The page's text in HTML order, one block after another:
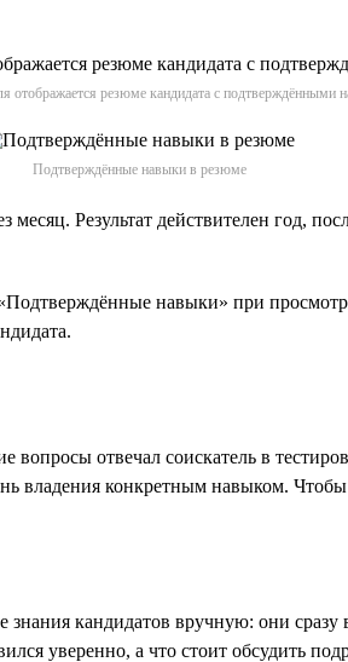
отображается резюме кандидата с подтверждёнными
Подтверждённые навыки в резюме
месяц. Результат действителен год,
навыки» при
отвечал соискатель в
конкретным навыком. Чтобы
знания кандидатов вручную: они
уверенно, а что стоит обсудить